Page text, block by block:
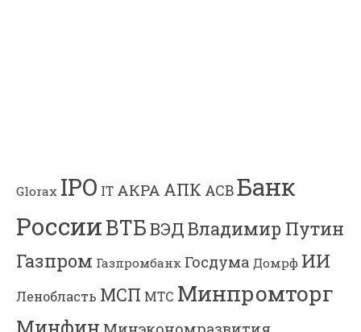
Glorax IPO IT АКРА АПК АСВБанк
РоссииВТБВЭДВладимир Путин
Газпром Газпромбанк Госдума Домрф ИИ
Ленобласть МСП МТС Минпромторг